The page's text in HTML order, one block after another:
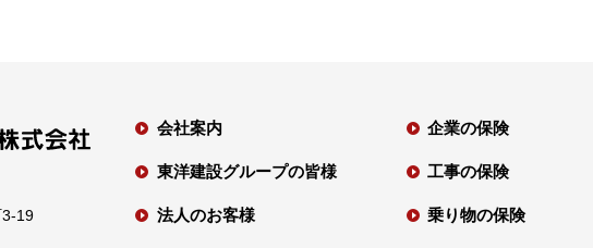
19
会社案内
東洋建設グループの皆様
法人のお客様
企業の保険
工事の保険
乗り物の保険